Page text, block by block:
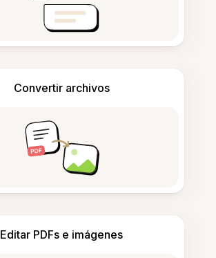
Convertir archivos
Editar PDFs e imágenes